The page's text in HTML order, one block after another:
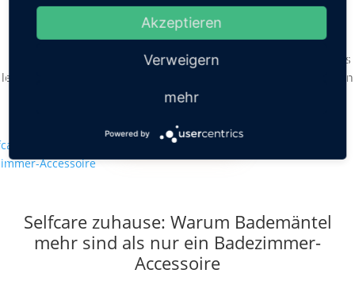
Sommerlotterie zum Luxusurlaub
vonFriederike Hintze|Juni 10, 2026|Food & Travel
Ein lauer Sommerwind, der sanft durch die Palmen streicht, das
leise Rauschen von türkisblauem Wasser direkt unter der eigenen
Terrasse und...
MEHR LESEN
Selfcare zuhause: Warum Bademäntel
mehr sind als nur ein Badezimmer-
Accessoire
Akzeptieren
Verweigern
mehr
Powered by